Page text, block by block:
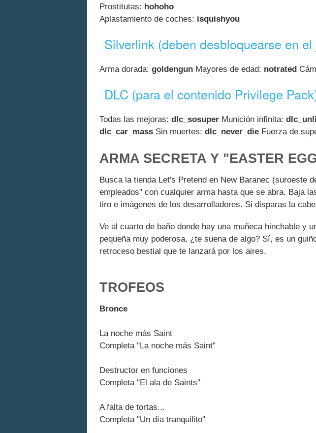
Prostitutas: hohoho
Aplastamiento de coches: isquishyou
Silverlink (deben desbloquearse en
Arma dorada: goldengun Mayores de edad: notrated
DLC (para el contenido Privilege
Todas las mejoras: dlc_sosuper Munición infinita:
dlc_car_mass Sin muertes: dlc_never_die Fuerza de
ARMA SECRETA Y "EASTER
Busca la tienda Let's Pretend en New Baranec (suroeste
empleados" con cualquier arma hasta que se abra. Baja
tiro e imágenes de los desarrolladores. Si disparas la
Ve al cuarto de baño donde hay una muñeca hinchable y
pequeña muy poderosa, ¿te suena de algo? Sí, es un
retroceso bestial que te lanzará por los aires.
TROFEOS
Bronce
La noche más Saint
Completa "La noche más Saint"
Destructor en funciones
Completa "El ala de Saints"
A falta de tortas...
Completa "Un día tranquilito"